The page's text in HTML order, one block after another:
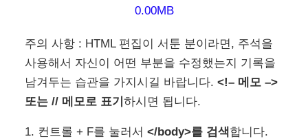
0.00MB
주의 사항 : HTML 편집이 서툰 분이라면, 주석을
사용해서 자신이 어떤 부분을 수정했는지 기록을
남겨두는 습관을 가지시길 바랍니다.<!– 메모 –>
또는 // 메모로 표기하시면 됩니다.
1. 컨트롤 + F를 눌러서</body>를 검색합니다.